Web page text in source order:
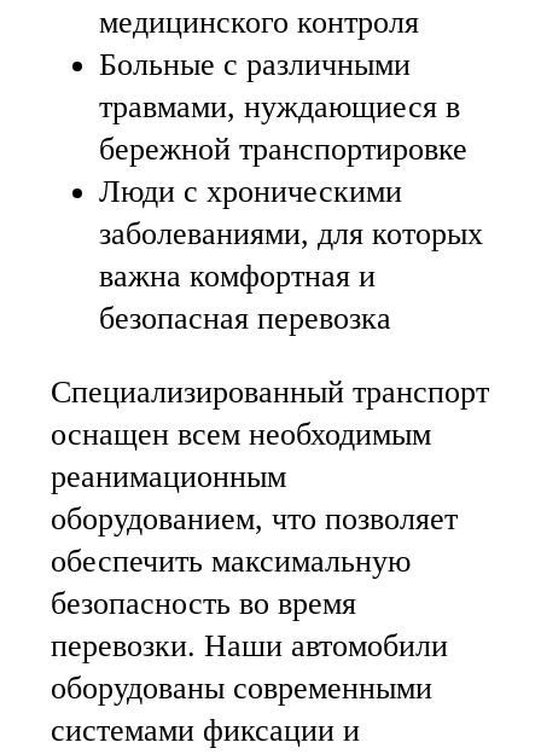
медицинского контроля
Больные с различными
травмами, нуждающиеся в
бережной транспортировке
Люди с хроническими
заболеваниями, для которых
важна комфортная и
безопасная перевозка
Специализированный транспорт
оснащен всем необходимым
реанимационным
оборудованием, что позволяет
обеспечить максимальную
безопасность во время
перевозки. Наши автомобили
оборудованы современными
системами фиксации и